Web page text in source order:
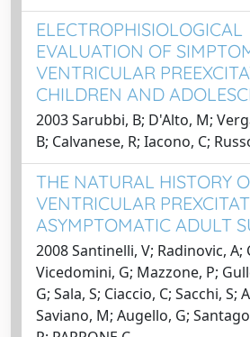
ELECTROPHISIOLOGICAL
EVALUATION OF
VENTRICULAR
CHILDREN AND
2003 Sarubbi, B; D'Alto, M;
B; Calvanese, R; Iacono, C;
THE NATURAL HISTORY
VENTRICULAR
ASYMPTOMATIC ADULT
2008 Santinelli, V; Radinovic, A;
Vicedomini, G; Mazzone, P;
G; Sala, S; Ciaccio, C; Sacchi, S;
Saviano, M; Augello, G;